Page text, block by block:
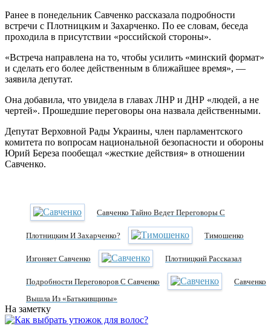
Ранее в понедельник Савченко рассказала подробности
встречи с Плотницким и Захарченко. По ее словам, беседа
проходила в присутствии «российской стороны».
«Встреча направлена на то, чтобы усилить «минский формат»
и сделать его более действенным в ближайшее время», —
заявила депутат.
Она добавила, что увидела в главах ЛНР и ДНР «людей, а не
чертей». Прошедшие переговоры она назвала действенными.
Депутат Верховной Рады Украины, член парламентского
комитета по вопросам национальной безопасности и обороны
Юрий Береза пообещал «жесткие действия» в отношении
Савченко.
Савченко Тайно Ведет Переговоры С
Плотницким И Захарченко? Тимошенко
Изгоняет Савченко Плотницкий Рассказал
Подробности Переговоров С Савченко
Савченко
Вышла Из «Батькивщины»
На заметку